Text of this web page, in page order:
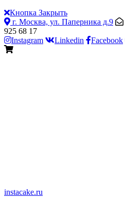
Кнопка Закрыть
г. Москва, ул. Паперника д.9
925 68 17
Instagram
Linkedin Facebook
instacake.ru